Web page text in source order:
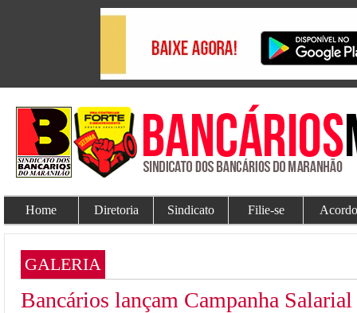
Home Diretoria Sindicato Filie-se
GALERIA
Bancários lançam Campanha